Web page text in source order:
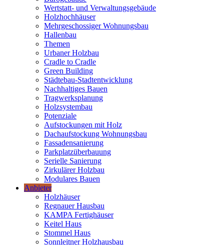
Wertstatt- und Verwaltungsgebäude
Holzhochhäuser
Mehrgeschossiger Wohnungsbau
Hallenbau
Themen
Urbaner Holzbau
Cradle to Cradle
Green Building
Städtebau-Stadtentwicklung
Nachhaltiges Bauen
Tragwerksplanung
Holzsystembau
Potenziale
Aufstockungen mit Holz
Dachaufstockung Wohnungsbau
Fassadensanierung
Parkplatzüberbauung
Serielle Sanierung
Zirkulärer Holzbau
Modulares Bauen
Anbieter
Holzhäuser
Regnauer Hausbau
KAMPA Fertighäuser
Keitel Haus
Stommel Haus
Sonnleitner Holzhausbau